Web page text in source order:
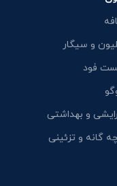
و سیگار
فود
و بهداشتی
گانه و تزئینی